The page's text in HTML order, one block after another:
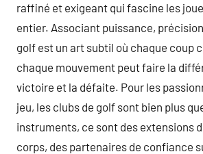
raffiné et exigeant qui fascine les
entier. Associant puissance,
golf est un art subtil où chaque coup
chaque mouvement peut faire la
victoire et la défaite. Pour les
jeu, les clubs de golf sont bien plus
instruments, ce sont des extensions
corps, des partenaires de confiance